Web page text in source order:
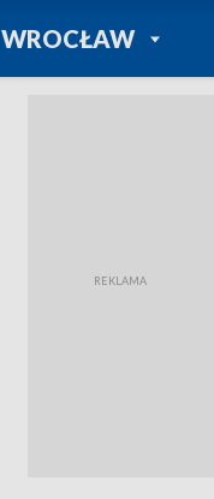
WROCŁAWPOWRÓT DO
TVP REGIONY